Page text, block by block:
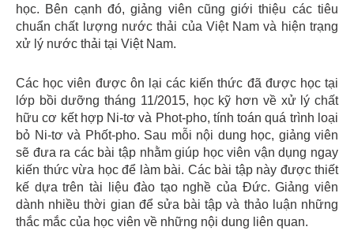
học. Bên cạnh đó, giảng viên cũng giới thiệu các tiêu
chuẩn chất lượng nước thải của Việt Nam và hiện trạng
xử lý nước thải tại Việt Nam.
Các học viên được ôn lại các kiến thức đã được học tại
lớp bồi dưỡng tháng 11/2015, học kỹ hơn về xử lý chất
hữu cơ kết hợp Ni-tơ và Phot-pho, tính toán quá trình loại
bỏ Ni-tơ và Phốt-pho. Sau mỗi nội dung học, giảng viên
sẽ đưa ra các bài tập nhằm giúp học viên vận dụng ngay
kiến thức vừa học để làm bài. Các bài tập này được thiết
kế dựa trên tài liệu đào tạo nghề của Đức. Giảng viên
dành nhiều thời gian để sửa bài tập và thảo luận những
thắc mắc của học viên về những nội dung liên quan.